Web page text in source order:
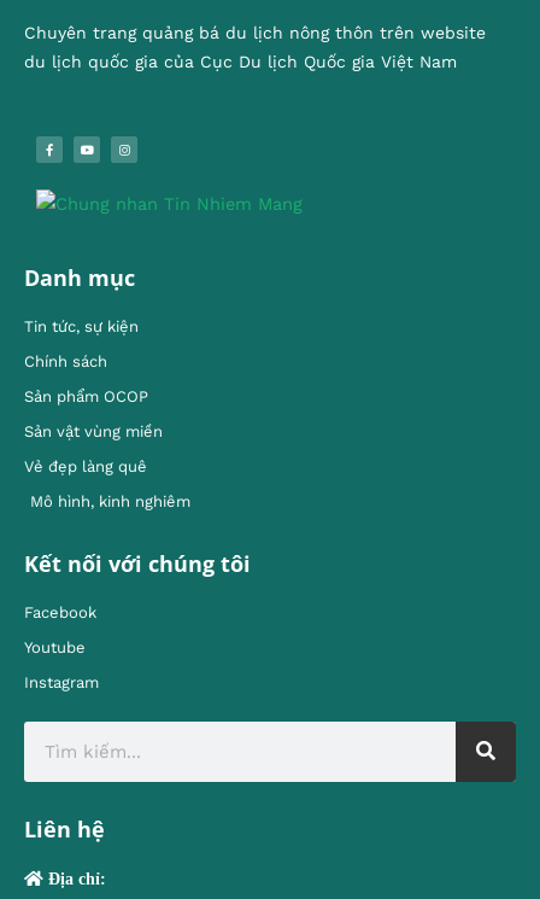
Chuyên trang quảng bá du lịch nông thôn trên website
du lịch quốc gia của Cục Du lịch Quốc gia Việt Nam
Danh mục
Tin tức, sự kiện
Chính sách
Sản phẩm OCOP
Sản vật vùng miền
Vẻ đẹp làng quê
Mô hình, kinh nghiêm
Kết nối với chúng tôi
Facebook
Youtube
Instagram
Liên hệ
Địa chỉ: